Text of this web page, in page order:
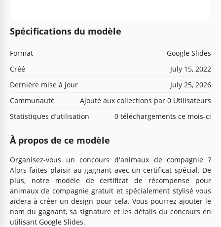
Spécifications du modèle
Format
Google Slides
Créé
July 15, 2022
Dernière mise à jour
July 25, 2026
Communauté
Ajouté aux collections par 0 Utilisateurs
Statistiques d’utilisation
0 téléchargements ce mois-ci
À propos de ce modèle
Organisez-vous un concours d'animaux de compagnie ?
Alors faites plaisir au gagnant avec un certificat spécial. De
plus, notre modèle de certificat de récompense pour
animaux de compagnie gratuit et spécialement stylisé vous
aidera à créer un design pour cela. Vous pourrez ajouter le
nom du gagnant, sa signature et les détails du concours en
utilisant Google Slides.